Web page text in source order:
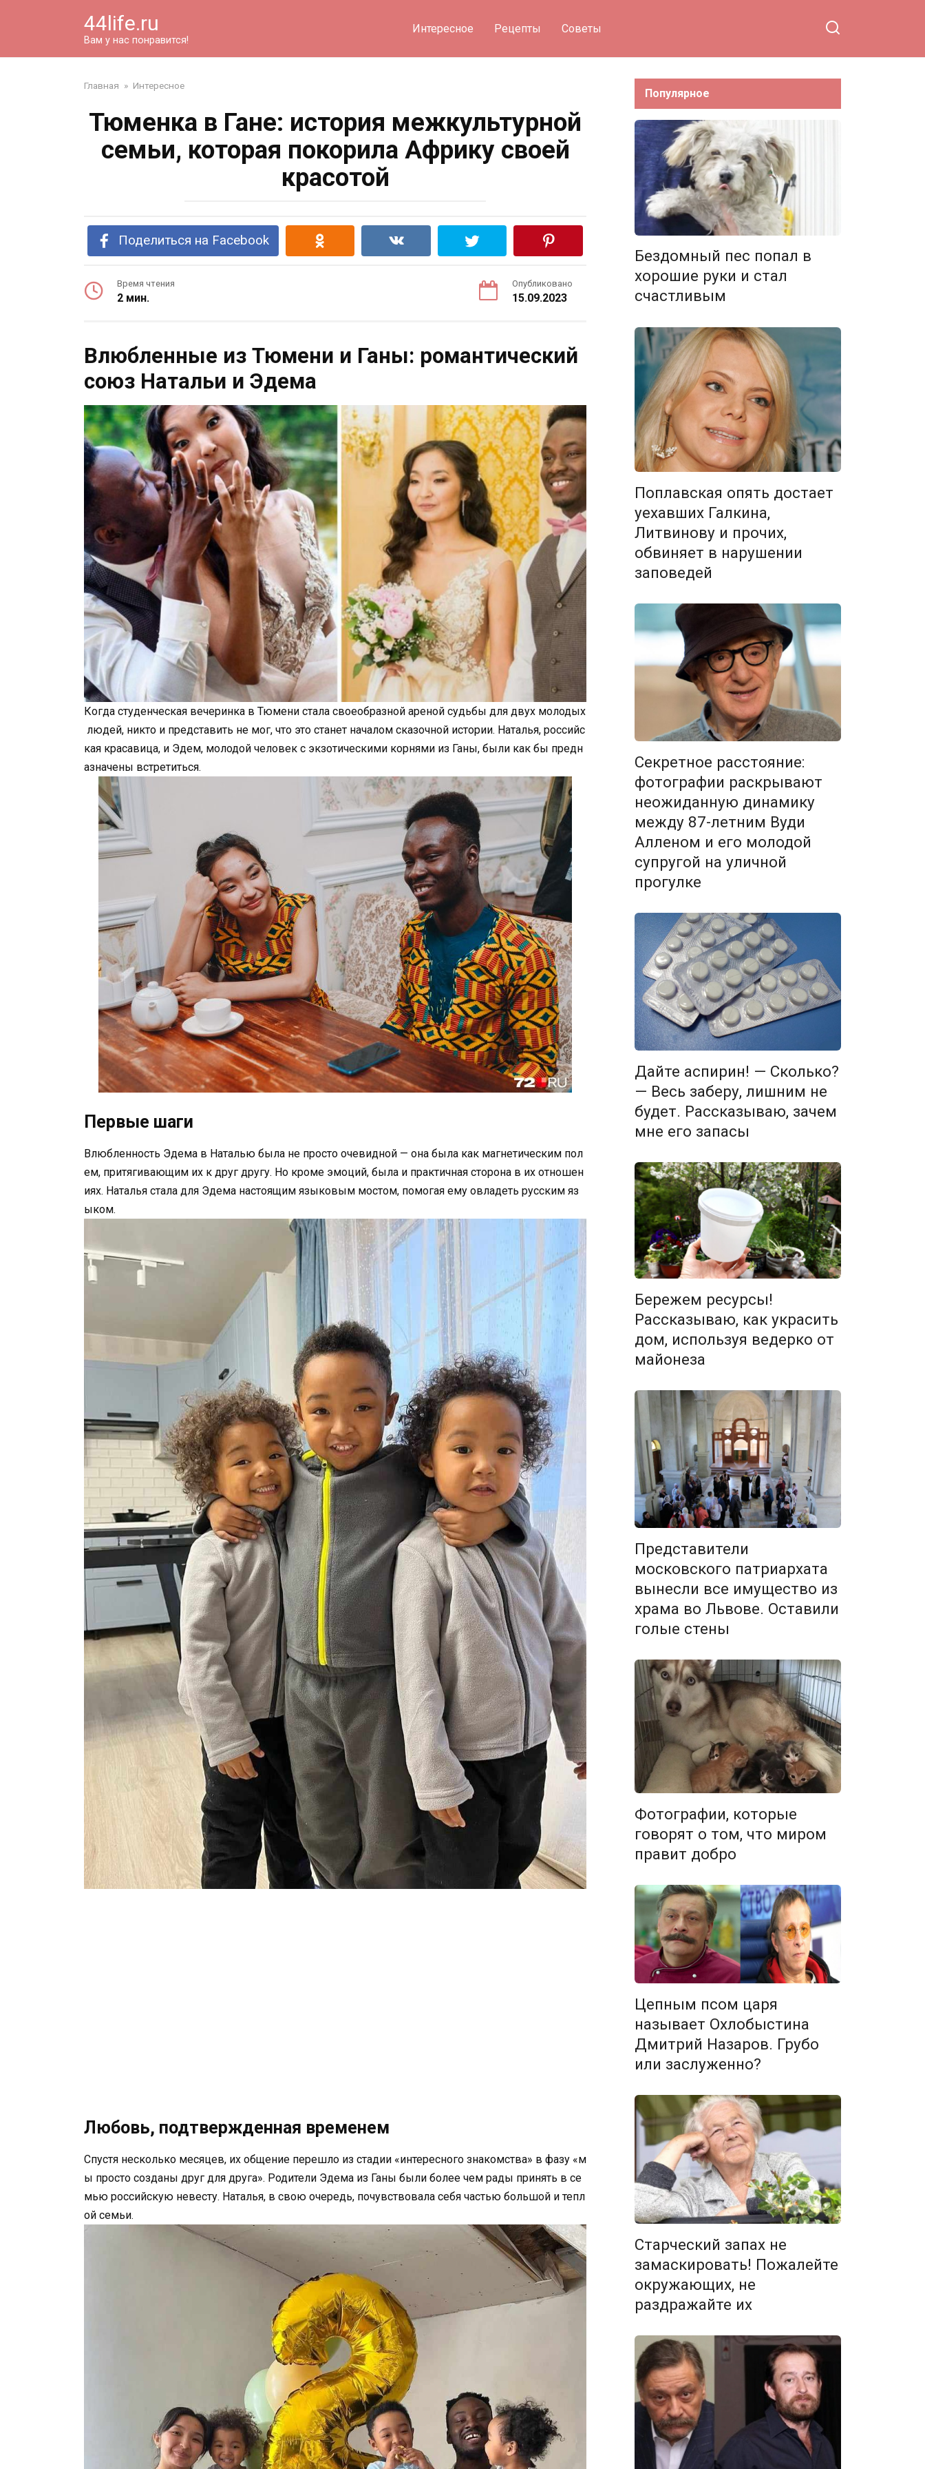
44life.ru
Вам у нас понравится!
Интересное Рецепты Советы
Главная » Интересное
Тюменка в Гане: история межкультурной
семьи, которая покорила Африку своей
красотой
Поделиться на Facebook
Время чтения
2 мин.
Опубликовано
15.09.2023
Влюбленные из Тюмени и Ганы: романтический
союз Натальи и Эдема
Когда студенческая вечеринка в Тюмени стала своеобразной ареной судьбы для двух молодых
людей, никто и представить не мог, что это станет началом сказочной истории. Наталья, российс
кая красавица, и Эдем, молодой человек с экзотическими корнями из Ганы, были как бы предн
азначены встретиться.
Первые шаги
Влюбленность Эдема в Наталью была не просто очевидной — она была как магнетическим пол
ем, притягивающим их к друг другу. Но кроме эмоций, была и практичная сторона в их отношен
иях. Наталья стала для Эдема настоящим языковым мостом, помогая ему овладеть русским яз
ыком.
Любовь, подтвержденная временем
Спустя несколько месяцев, их общение перешло из стадии «интересного знакомства» в фазу «м
ы просто созданы друг для друга». Родители Эдема из Ганы были более чем рады принять в се
мью российскую невесту. Наталья, в свою очередь, почувствовала себя частью большой и тепл
ой семьи.
Популярное
Бездомный пес попал в
хорошие руки и стал
счастливым
Поплавская опять достает
уехавших Галкина,
Литвинову и прочих,
обвиняет в нарушении
заповедей
Секретное расстояние:
фотографии раскрывают
неожиданную динамику
между 87-летним Вуди
Алленом и его молодой
супругой на уличной
прогулке
Дайте аспирин! — Сколько?
— Весь заберу, лишним не
будет. Рассказываю, зачем
мне его запасы
Бережем ресурсы!
Рассказываю, как украсить
дом, используя ведерко от
майонеза
Представители
московского патриархата
вынесли все имущество из
храма во Львове. Оставили
голые стены
Фотографии, которые
говорят о том, что миром
правит добро
Цепным псом царя
называет Охлобыстина
Дмитрий Назаров. Грубо
или заслуженно?
Старческий запах не
замаскировать! Пожалейте
окружающих, не
раздражайте их